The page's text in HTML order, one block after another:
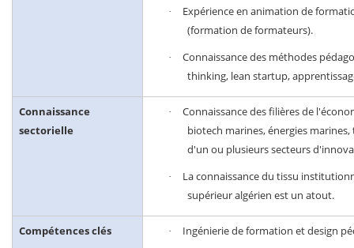
·
Expérience en animation de
(formation de formateurs).
·
Connaissance des méthodes
thinking, lean startup,
Connaissance
sectorielle
·
Connaissance des filières de
biotech marines, énergies
d'un ou plusieurs secteurs
·
La connaissance du tissu
supérieur algérien est un atout.
Compétences clés · Ingénierie de formation et design